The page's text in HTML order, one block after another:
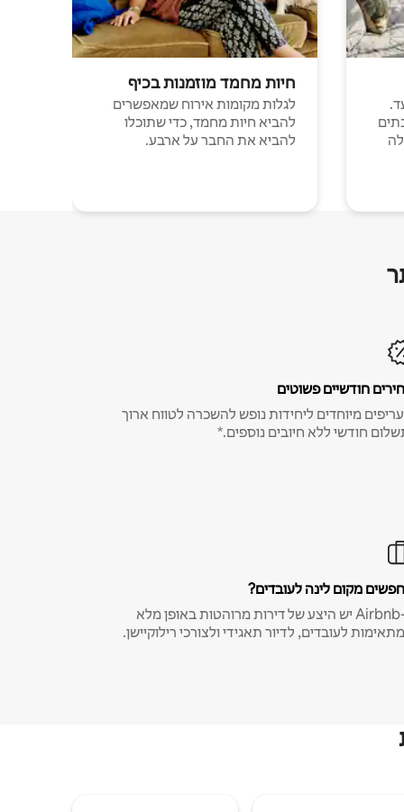
חיות מחמד מוזמנות בכיף
לגלות מקומות אירוח שמאפשרים
להביא חיות מחמד, כדי שתוכלו
להביא את החבר על ארבע.
חודשיים פשוטים
מיוחדים ליחידות נופש להשכרה לטווח ארוך
חודשי ללא חיובים נוספים.*
מקום לינה לעובדים?
ב-Airbnb יש היצע של דירות מרוהטות באופן מלא
לעובדים, לדיור תאגידי ולצורכי רילוקיישן.